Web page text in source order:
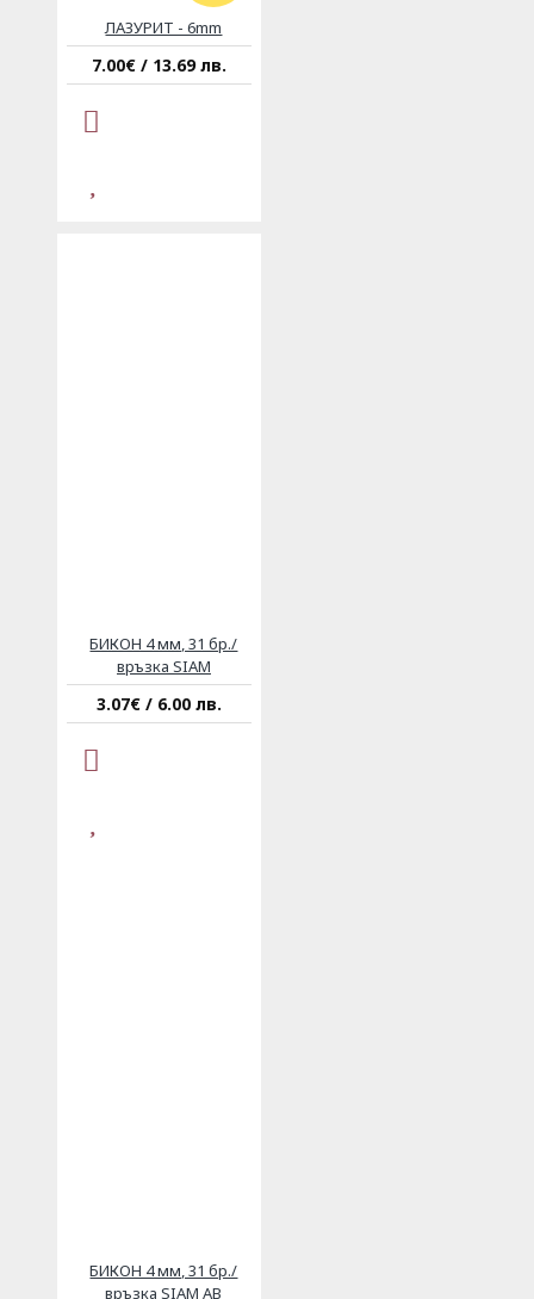
ЛАЗУРИТ - 6mm
7.00€ / 13.69 лв.
БИКОН 4 мм, 31 бр./
връзка SIAM
3.07€ / 6.00 лв.
БИКОН 4 мм, 31 бр./
връзка SIAM AB